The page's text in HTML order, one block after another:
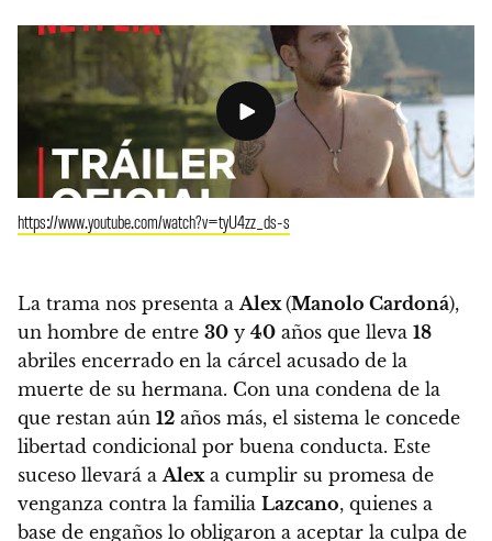
https://www.youtube.com/watch?v=tyU4zz_ds-s
La trama nos presenta a Alex (Manolo Cardoná),
un hombre de entre 30 y 40 años que lleva 18
abriles encerrado en la cárcel acusado de la
muerte de su hermana. Con una condena de la
que restan aún 12 años más, el sistema le concede
libertad condicional por buena conducta. Este
suceso llevará a Alex a cumplir su promesa de
venganza contra la familia Lazcano, quienes a
base de engaños lo obligaron a aceptar la culpa de